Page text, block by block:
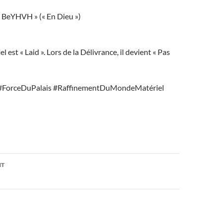
» (« En Dieu »)
est « Laid ». Lors de la Délivrance, il devient « Pas
#RaffinementDuMondeMatériel